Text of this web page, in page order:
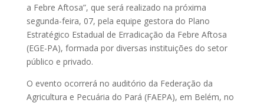
a Febre Aftosa”, que será realizado na próxima
segunda-feira, 07, pela equipe gestora do Plano
Estratégico Estadual de Erradicação da Febre Aftosa
(EGE-PA), formada por diversas instituições do setor
público e privado.
O evento ocorrerá no auditório da Federação da
Agricultura e Pecuária do Pará (FAEPA), em Belém, no